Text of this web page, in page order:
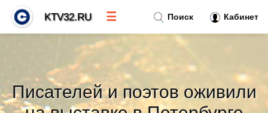
Писателей и поэтов оживили
Поиск Кабинет
KTV32.RU ☰
Тренды новостей»